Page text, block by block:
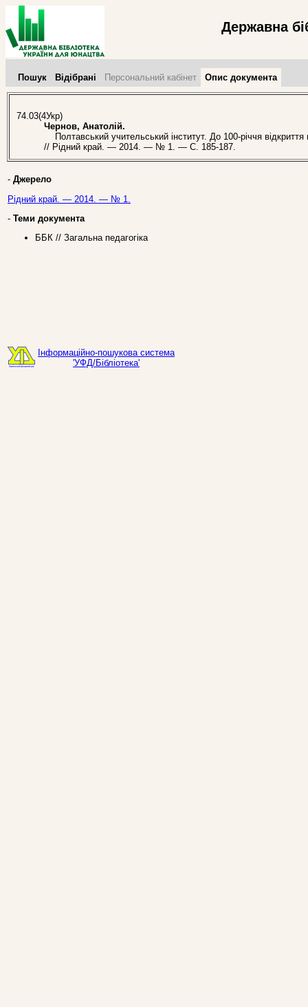
Державна
Пошук Відібрані Персональний кабінет Опис документа
74.03(4Укр)
Чернов, Анатолій.
Полтавський учительський інститут. До 100-річчя
// Рідний край. — 2014. — № 1. — С. 185-187.
- Джерело
Рідний край. — 2014. — № 1.
- Теми документа
ББК // Загальна педагогіка
Інформаційно-пошукова система
'УФД/Бібліотека'